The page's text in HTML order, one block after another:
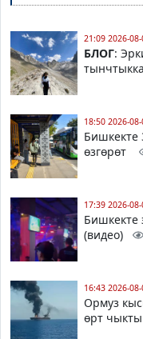
21:09 2026-
БЛОГ:
18:50 2026-
Бишкекте
өзгөрөт
17:39 2026-
Бишкекте
(видео)
16:43 2026-
Ормуз
өрт чыкты